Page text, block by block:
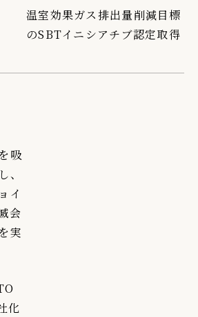
温室効果ガス排出量削減目標
のSBTイニシアチブ認定取得
吸
、
イ
会
実
化